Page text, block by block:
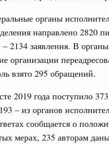
органы
направлено 2820
– 2134 заявления. В
организации
взято 295 обращений.
2019 года поступило
– из органов
сообщается о
мерах, 235 авторам
граждан
4 декабря 2025, четверг
граждан
6 ноября 2025, четверг